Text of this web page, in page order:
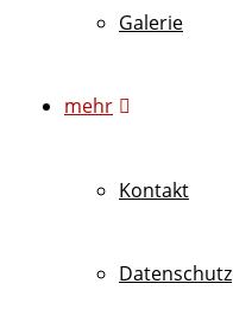
Galerie
mehr
Kontakt
Datenschutz